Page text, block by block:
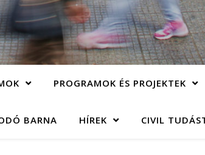
PROGRAMOK ÉS PROJEKTEK
BARNA HÍREK CIVIL